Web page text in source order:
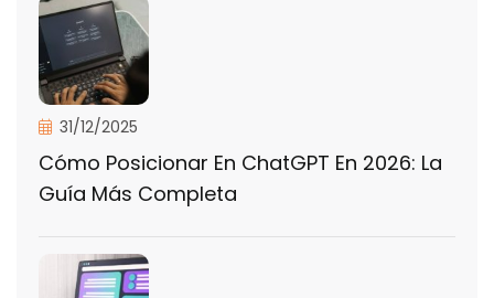
31/12/2025
Cómo Posicionar En ChatGPT En 2026: La
Guía Más Completa